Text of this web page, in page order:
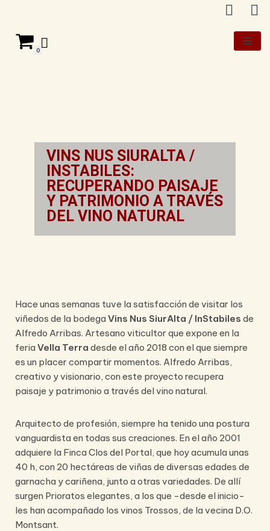
Saltar
0
VINS NUS SIURALTA /
INSTABILES:
RECUPERANDO PAISAJE
Y PATRIMONIO A TRAVÉS
DEL VINO NATURAL
Hace unas semanas tuve la satisfacción de visitar los
viñedos de la bodega Vins Nus SiurAlta / InStabiles de
Alfredo Arribas. Artesano viticultor que expone en la
feria Vella Terra desde el año 2018 con el que siempre
es un placer compartir momentos. Alfredo Arribas,
creativo y visionario, con este proyecto recupera
paisaje y patrimonio a través del vino natural.
Arquitecto de profesión, siempre ha tenido una postura
vanguardista en todas sus creaciones. En el año 2001
adquiere la Finca Clos del Portal, que hoy acumula unas
40 h, con 20 hectáreas de viñas de diversas edades de
garnacha y cariñena, junto a otras variedades. De allí
surgen Prioratos elegantes, a los que -desde el inicio-
les han acompañado los vinos Trossos, de la vecina D.O.
Montsant.